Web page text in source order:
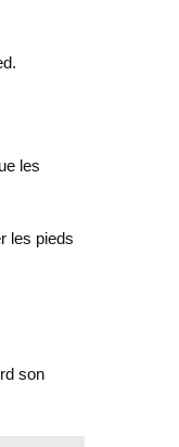
les
les pieds
son